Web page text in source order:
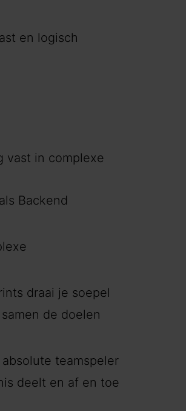
en logisch
vast in complexe
Backend
draai je soepel
de doelen
teamspeler
deelt en af en toe